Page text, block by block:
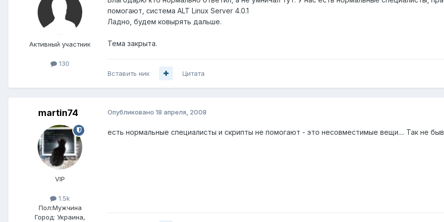
Активный участник
130
помогают, система ALT Linux Server 4.0.1
Ладно, будем ковырять дальше.
Тема закрыта.
Вставить ник Цитата
martin74
VIP
1.5k
Пол:Мужчина
Город: Украина,
Опубликовано 18 апреля, 2008
есть нормальные специалисты и скрипты не помогают - это несовместимые вещи.... Так не